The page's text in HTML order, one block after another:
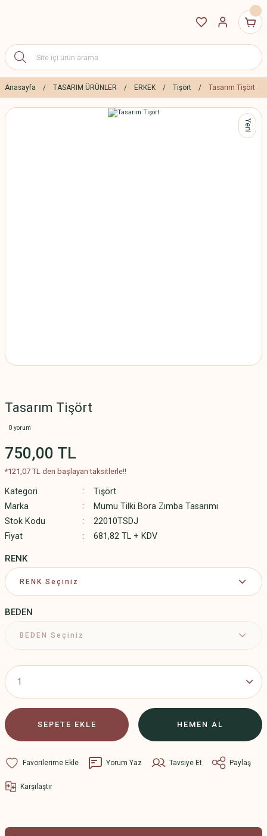
Anasayfa TASARIM ÜRÜNLER ERKEK Tişört Tasarım Tişört
Yeni
Tasarım Tişört
0 yorum
750,00 TL
*121,07 TL den başlayan taksitlerle!!
Kategori
Tişört
Marka
Mumu Tilki Bora Zımba Tasarımı
Stok Kodu
22010TSDJ
Fiyat
681,82 TL + KDV
RENK
BEDEN
SEPETE EKLE HEMEN AL
Yorum Yaz Tavsiye Et Paylaş
Karşılaştır